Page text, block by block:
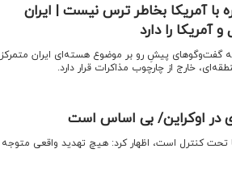
با آمریکا بخاطر ترس نیست | ایران
آمریکا را دارد
که گفت‌وگوهای پیشِ رو بر موضوع هسته‌ای ایران متمرکز
خارج از چارچوب مذاکرات قرار دارد.
در اوکراین/ بی اساس است
تحت کنترل است، اظهار کرد: هیچ تهدید واقعی متوجه